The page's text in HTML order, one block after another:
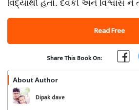
વિદ્યાર્થી હતો. દેવકી અને વિશ્વાસ
Read Free
Share This Book On:
About Author
Dipak dave